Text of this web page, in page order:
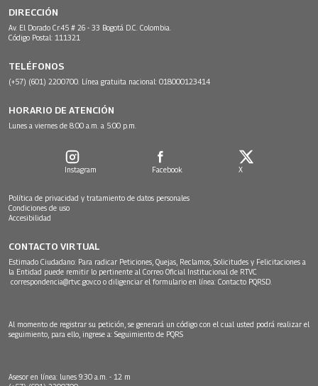
DIRECCIÓN
Av. El Dorado Cr.45 # 26 - 33 Bogotá D.C. Colombia.
Código Postal: 111321
TELÉFONOS
(+57) (601) 2200700. Línea gratuita nacional: 018000123414
HORARIO DE ATENCIÓN
Lunes a viernes de 8:00 a.m. a 5:00 p.m.
Instagram Facebook X
Política de privacidad y tratamiento de datos personales
Condiciones de uso
Accesibilidad
CONTACTO VIRTUAL
Estimado Ciudadano: Para radicar Peticiones, Quejas, Reclamos, Solicitudes y Felicitaciones a
la Entidad puede remitir lo pertinente al Correo Oficial Institucional de RTVC
correspondencia@rtvc.gov.co o diligenciar el formulario en línea: Contacto PQRSD.
Al momento de registrar su petición, se generará un código con el cual usted podrá realizar el
seguimiento, para ello, ingrese a: Seguimiento de PQRS
Asesor en línea: lunes 9:30 a.m. - 12 m